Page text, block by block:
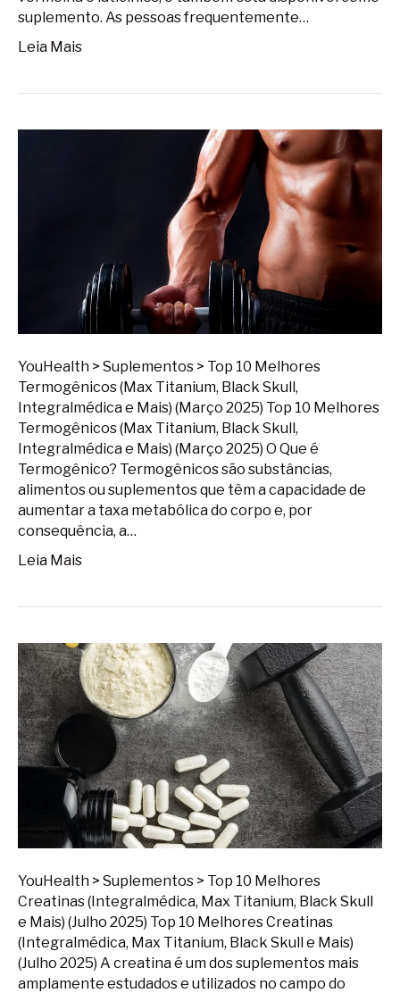
suplemento. As pessoas frequentemente…
Leia Mais
YouHealth > Suplementos > Top 10 Melhores
Termogênicos (Max Titanium, Black Skull,
Integralmédica e Mais) (Março 2025) Top 10 Melhores
Termogênicos (Max Titanium, Black Skull,
Integralmédica e Mais) (Março 2025) O Que é
Termogênico? Termogênicos são substâncias,
alimentos ou suplementos que têm a capacidade de
aumentar a taxa metabólica do corpo e, por
consequência, a…
Leia Mais
YouHealth > Suplementos > Top 10 Melhores
Creatinas (Integralmédica, Max Titanium, Black Skull
e Mais) (Julho 2025) Top 10 Melhores Creatinas
(Integralmédica, Max Titanium, Black Skull e Mais)
(Julho 2025) A creatina é um dos suplementos mais
amplamente estudados e utilizados no campo do